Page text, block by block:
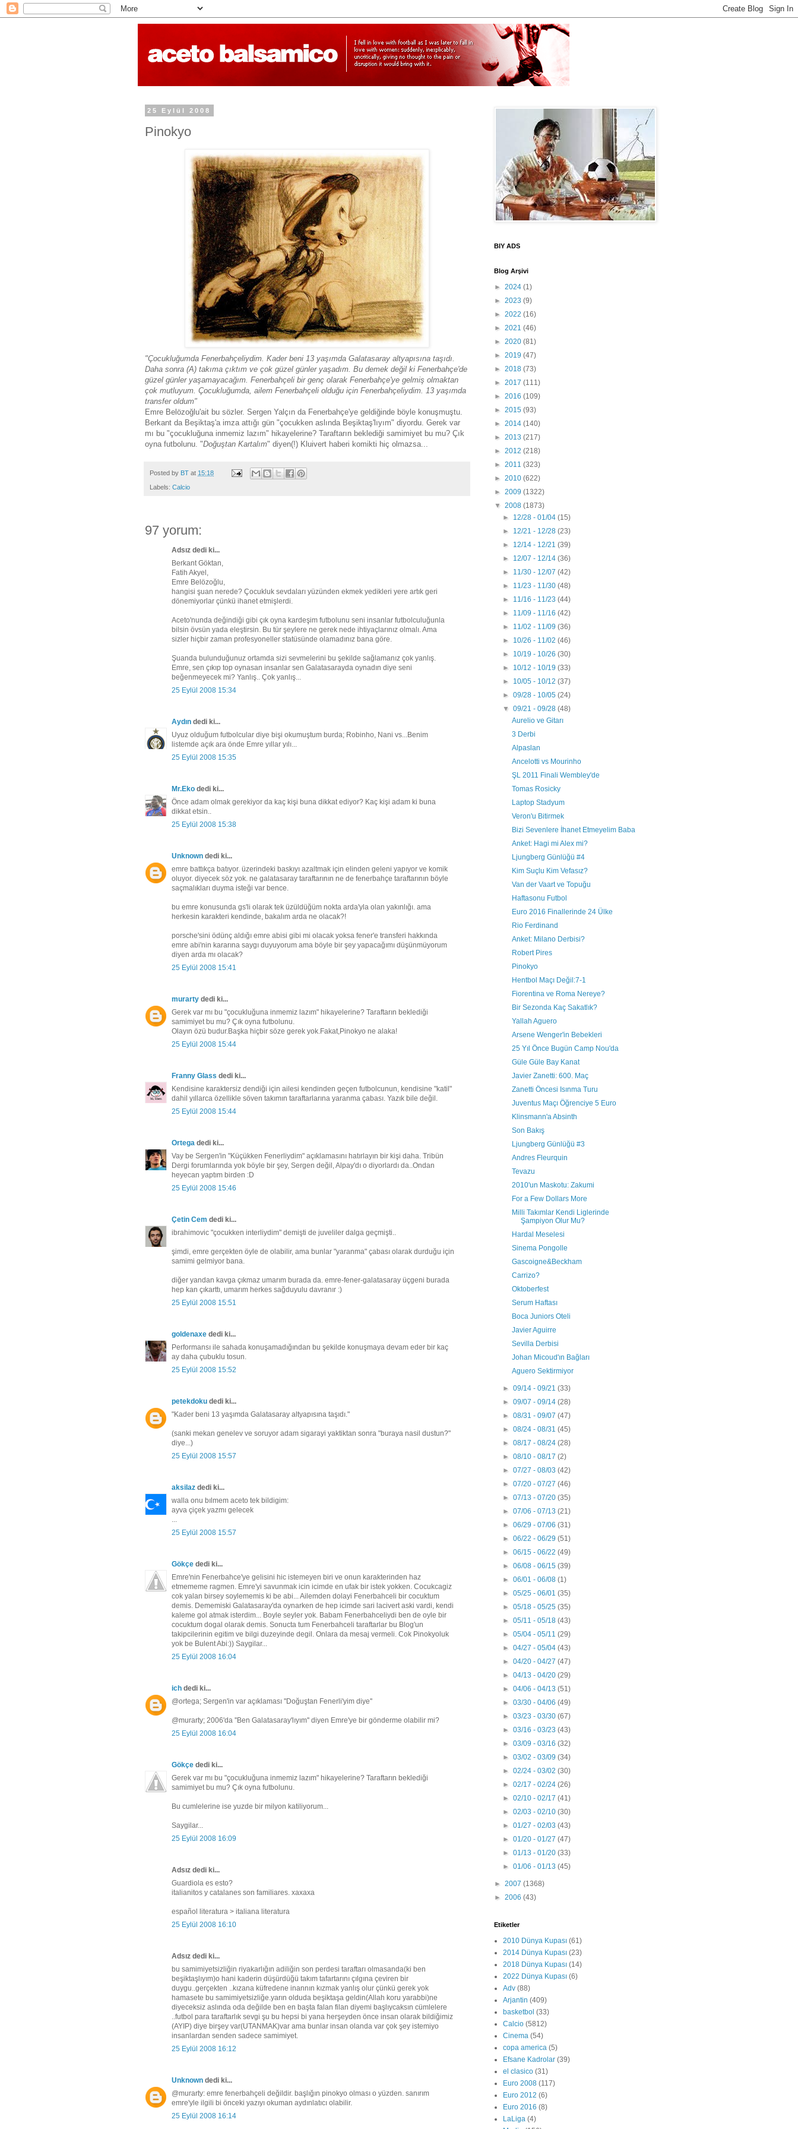
25 Eylül 2008
Pinokyo
"Çocukluğumda Fenerbahçeliydim. Kader beni 13 yaşımda Galatasaray altyapısına taşıdı.
Daha sonra (A) takıma çıktım ve çok güzel günler yaşadım. Bu demek değil ki Fenerbahçe'de
güzel günler yaşamayacağım. Fenerbahçeli bir genç olarak Fenerbahçe'ye gelmiş olmaktan
çok mutluyum. Çocukluğumda, ailem Fenerbahçeli olduğu için Fenerbahçeliydim. 13 yaşımda
transfer oldum"
Emre Belözoğlu'ait bu sözler. Sergen Yalçın da Fenerbahçe'ye geldiğinde böyle konuşmuştu.
Berkant da Beşiktaş'a imza attığı gün "çocukken aslında Beşiktaş'lıyım" diyordu. Gerek var
mı bu "çocukluğuna inmemiz lazım" hikayelerine? Taraftarın beklediği samimiyet bu mu? Çık
oyna futbolunu. "Doğuştan Kartalım" diyen(!) Kluivert haberi komikti hiç olmazsa...
Posted by BT at 15:18
Labels: Calcio
97 yorum:
Adsız dedi ki...
Berkant Göktan,
Fatih Akyel,
Emre Belözoğlu,
hangisi şuan nerede? Çocukluk sevdaları yüzünden ekmek yedikleri yere artık geri
dönemiyorlar çünkü ihanet etmişlerdi.
Aceto'nunda değindiği gibi çık oyna kardeşim futbolunu seni insanlar futbolculuğunla
bilsin övsün yada eleştirsin. Bu tür şeylere ne gerek nede ihtiyaçlarınız olmalı. Ama
sizler hiçbir zaman profesyoneller statüsünde olamadınız bana göre.
Şuanda bulunduğunuz ortamda sizi sevmelerini bu şekilde sağlamanız çok yanlış.
Emre, sen çıkıp top oynasan insanlar sen Galatasarayda oynadın diye seni
beğenmeyecek mi? Yanlış.. Çok yanlış...
25 Eylül 2008 15:34
Aydın dedi ki...
Uyuz olduğum futbolcular diye bişi okumuştum burda; Robinho, Nani vs...Benim
listemde açık ara önde Emre yıllar yılı...
25 Eylül 2008 15:35
Mr.Eko dedi ki...
Önce adam olmak gerekiyor da kaç kişi buna dikkat ediyor? Kaç kişi adam ki buna
dikkat etsin..
25 Eylül 2008 15:38
Unknown dedi ki...
emre battıkça batıyor. üzerindeki baskıyı azaltmak için elinden geleni yapıyor ve komik
oluyor. diyecek söz yok. ne galatasaray taraftarının ne de fenerbahçe taraftarının böyle
saçmalıkları duyma isteği var bence.
bu emre konusunda gs'li olarak tek üzüldüğüm nokta arda'yla olan yakınlığı. ama
herkesin karakteri kendinde, bakalım arda ne olacak?!
porsche'sini ödünç aldığı emre abisi gibi mi olacak yoksa fener'e transferi hakkında
emre abi'nin kararına saygı duyuyorum ama böyle bir şey yapacağımı düşünmüyorum
diyen arda mı olacak?
25 Eylül 2008 15:41
murarty dedi ki...
Gerek var mı bu "çocukluğuna inmemiz lazım" hikayelerine? Taraftarın beklediği
samimiyet bu mu? Çık oyna futbolunu.
Olayın özü budur.Başka hiçbir söze gerek yok.Fakat,Pinokyo ne alaka!
25 Eylül 2008 15:44
Franny Glass dedi ki...
Kendisine karaktersiz dendiği için ailesi kendinden geçen futbolcunun, kendisine "katil"
dahil yıllarca özellikle söven takımın taraftarlarına yaranma çabası. Yazık bile değil.
25 Eylül 2008 15:44
Ortega dedi ki...
Vay be Sergen'in "Küçükken Fenerliydim" açıklamasını hatırlayın bir kişi daha. Tribün
Dergi forumlarında yok böyle bir şey, Sergen değil, Alpay'dı o diyorlardı da..Ondan
heyecan yaptım birden :D
25 Eylül 2008 15:46
Çetin Cem dedi ki...
ibrahimovic "çocukken interliydim" demişti de juveliler dalga geçmişti..
şimdi, emre gerçekten öyle de olabilir, ama bunlar "yaranma" çabası olarak durduğu için
samimi gelmiyor bana.
diğer yandan kavga çıkmaz umarım burada da. emre-fener-galatasaray üçgeni burada
hep kan çıkarttı, umarım herkes sağduyulu davranır :)
25 Eylül 2008 15:51
goldenaxe dedi ki...
Performansı ile sahada konuşamadığından bu şekilde konuşmaya devam eder bir kaç
ay daha çubuklu tosun.
25 Eylül 2008 15:52
petekdoku dedi ki...
"Kader beni 13 yaşımda Galatasaray altyapısına taşıdı."
(sanki mekan genelev ve soruyor adam sigarayi yaktiktan sonra "buraya nasil dustun?"
diye...)
25 Eylül 2008 15:57
aksilaz dedi ki...
walla onu bılmem aceto tek bildigim:
ayva çiçek yazmı gelecek
...
25 Eylül 2008 15:57
Gökçe dedi ki...
Emre'nin Fenerbahce'ye gelisini hic istemeyen biri ve onun karakterinden haz
etmememe ragmen. Emre'yi savunmak icin icimde en ufak bir istek yokken. Cocukcagiz
cok yalan birsey soylememis ki be abi... Ailemden dolayi Fenerbahceli bir cocuktum
demis. Dememiski Galatasaray'da oynarken de hep icimde sari lacivert aski vardi, kendi
kaleme gol atmak isterdim... Boyle seyler yok. Babam Fenerbahceliydi ben de oyle bir
cocuktum dogal olarak demis. Sonucta tum Fenerbahceli taraftarlar bu Blog'un
takipcilerinin egitim ve bilgi duzeyinde degil. Onlara da mesaj vermeli. Cok Pinokyoluk
yok be Bulent Abi:)) Saygilar...
25 Eylül 2008 16:04
ich dedi ki...
@ortega; Sergen'in var açıklaması ''Doğuştan Fenerli'yim diye''
@murarty; 2006'da ''Ben Galatasaray'lıyım'' diyen Emre'ye bir gönderme olabilir mi?
25 Eylül 2008 16:04
Gökçe dedi ki...
Gerek var mı bu "çocukluğuna inmemiz lazım" hikayelerine? Taraftarın beklediği
samimiyet bu mu? Çık oyna futbolunu.
Bu cumlelerine ise yuzde bir milyon katiliyorum...
Saygilar...
25 Eylül 2008 16:09
Adsız dedi ki...
Guardiola es esto?
italianitos y catalanes son familiares. xaxaxa
español literatura > italiana literatura
25 Eylül 2008 16:10
Adsız dedi ki...
bu samimiyetsizliğin riyakarlığın adiliğin son perdesi taraftarı olmasanda(ki ben
beşiktaşlıyım)o hani kaderin düşürdüğü takım tafartarını çılgına çeviren bir
duygu..gerçekten ..kızana küfredene inannın kızmak yanlış olur çünkü gerek yok
hamasete bu samimiyetsizliğe.yarın olduda beşiktaşa geldin(Allah koru yarabbi)ne
diyeceksiz aslında oda değilde ben en başta falan filan diyemi başlıycaksın cümlelere
..futbol para taraftarlık sevgi şu bu hepsi bi yana herşeyden önce insan olarak bildiğimiz
(AYIP) diye birşey var(UTANMAK)var ama bunlar insan olanda var çok şey istemiyo
insanlardan senden sadece samimiyet.
25 Eylül 2008 16:12
Unknown dedi ki...
@murarty: emre fenerbahçeli değildir. başlığın pinokyo olması o yüzden. sanırım
emre'yle ilgili bi önceki yazıyı okuman aydınlatıcı olabilir.
25 Eylül 2008 16:14
BIY ADS
Blog Arşivi
► 2024 (1)
► 2023 (9)
► 2022 (16)
► 2021 (46)
► 2020 (81)
► 2019 (47)
► 2018 (73)
► 2017 (111)
► 2016 (109)
► 2015 (93)
► 2014 (140)
► 2013 (217)
► 2012 (218)
► 2011 (323)
► 2010 (622)
► 2009 (1322)
▼ 2008 (1873)
► 12/28 - 01/04(15)
► 12/21 - 12/28(23)
► 12/14 - 12/21(39)
► 12/07 - 12/14(36)
► 11/30 - 12/07(42)
► 11/23 - 11/30(48)
► 11/16 - 11/23(44)
► 11/09 - 11/16(42)
► 11/02 - 11/09(36)
► 10/26 - 11/02(46)
► 10/19 - 10/26(30)
► 10/12 - 10/19(33)
► 10/05 - 10/12(37)
►09/28 - 10/05(24)
▼09/21 - 09/28(48)
Aurelio ve Gitarı
3 Derbi
Alpaslan
Ancelotti vs Mourinho
ŞL 2011 Finali Wembley'de
Tomas Rosicky
Laptop Stadyum
Veron'u Bitirmek
Bizi Sevenlere İhanet Etmeyelim Baba
Anket: Hagi mi Alex mi?
Ljungberg Günlüğü #4
Kim Suçlu Kim Vefasız?
Van der Vaart ve Topuğu
Haftasonu Futbol
Euro 2016 Finallerinde 24 Ülke
Rio Ferdinand
Anket: Milano Derbisi?
Robert Pires
Pinokyo
Hentbol Maçı Değil:7-1
Fiorentina ve Roma Nereye?
Bir Sezonda Kaç Sakatlık?
Yallah Aguero
Arsene Wenger'in Bebekleri
25 Yıl Önce Bugün Camp Nou'da
Güle Güle Bay Kanat
Javier Zanetti: 600. Maç
Zanetti Öncesi Isınma Turu
Juventus Maçı Öğrenciye 5 Euro
Klinsmann'a Absinth
Son Bakış
Ljungberg Günlüğü #3
Andres Fleurquin
Tevazu
2010'un Maskotu: Zakumi
For a Few Dollars More
Milli Takımlar Kendi Liglerinde
Şampiyon Olur Mu?
Hardal Meselesi
Sinema Pongolle
Gascoigne&Beckham
Carrizo?
Oktoberfest
Serum Haftası
Boca Juniors Oteli
Javier Aguirre
Sevilla Derbisi
Johan Micoud'ın Bağları
Aguero Sektirmiyor
►09/14 - 09/21(33)
►09/07 - 09/14(28)
►08/31 - 09/07(47)
►08/24 - 08/31(45)
►08/17 - 08/24(28)
►08/10 - 08/17(2)
►07/27 - 08/03(42)
►07/20 - 07/27(46)
►07/13 - 07/20(35)
►07/06 - 07/13(21)
►06/29 - 07/06(31)
►06/22 - 06/29(51)
►06/15 - 06/22(49)
►06/08 - 06/15(39)
►06/01 - 06/08(1)
►05/25 - 06/01(35)
►05/18 - 05/25(35)
►05/11 - 05/18(43)
►05/04 - 05/11(29)
►04/27 - 05/04(43)
►04/20 - 04/27(47)
►04/13 - 04/20(29)
►04/06 - 04/13(51)
►03/30 - 04/06(49)
►03/23 - 03/30(67)
►03/16 - 03/23(43)
►03/09 - 03/16(32)
►03/02 - 03/09(34)
►02/24 - 03/02(30)
►02/17 - 02/24(26)
►02/10 - 02/17(41)
►02/03 - 02/10(30)
►01/27 - 02/03(43)
►01/20 - 01/27(47)
►01/13 - 01/20(33)
►01/06 - 01/13(45)
► 2007 (1368)
► 2006 (43)
Etiketler
2010 Dünya Kupası (61)
2014 Dünya Kupası (23)
2018 Dünya Kupası (14)
2022 Dünya Kupası (6)
Adv (88)
Arjantin (409)
basketbol (33)
Calcio (5812)
Cinema (54)
copa america (5)
Efsane Kadrolar (39)
el clasico (31)
Euro 2008 (117)
Euro 2012 (6)
Euro 2016 (8)
LaLiga (4)